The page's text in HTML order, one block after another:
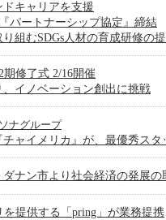
キャリアを支援
パートナーシップ協定』締結
組むSDGs人材の育成研修の
期修了式 2/16開催
イノベーション創出に挑戦
ナグループ
ャイメリカ』が、最優秀スタ
ナン市より社会経済の発展の
提供する「pring」が業務提携